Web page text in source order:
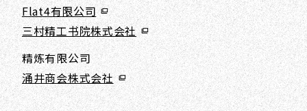
Flat4有限公司
三村精工书院株式会社
精炼有限公司
涌井商会株式会社